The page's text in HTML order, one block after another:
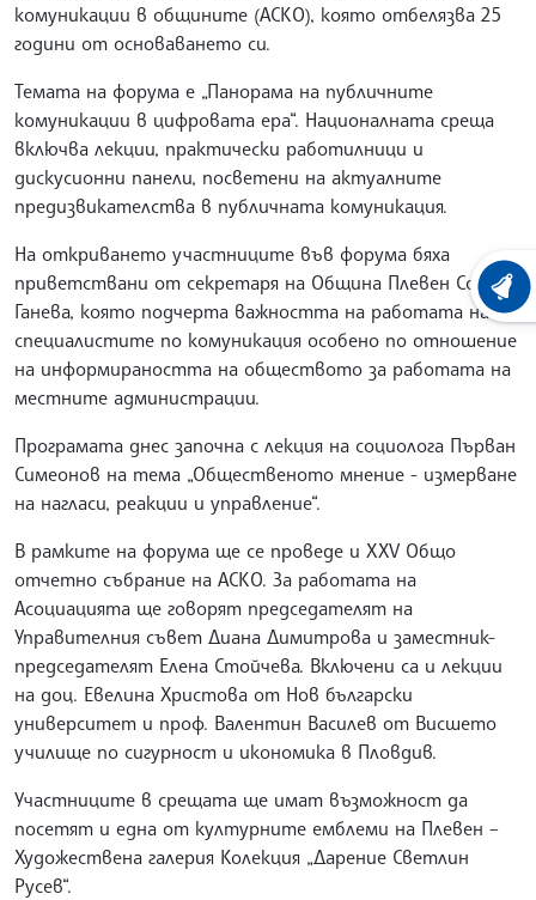
комуникации в общините (АСКО), която отбелязва 25
години от основаването си.
Темата на форума е „Панорама на публичните
комуникации в цифровата ера“. Националната среща
включва лекции, практически работилници и
дискусионни панели, посветени на актуалните
предизвикателства в публичната комуникация.
На откриването участниците във форума бяха
приветствани от секретаря на Община Плевен Соня
Ганева, която подчерта важността на работата на
специалистите по комуникация особено по отношение
на информираността на обществото за работата на
местните администрации.
Програмата днес започна с лекция на социолога Първан
Симеонов на тема „Общественото мнение - измерване
на нагласи, реакции и управление“.
В рамките на форума ще се проведе и XXV Общо
отчетно събрание на АСКО. За работата на
Асоциацията ще говорят председателят на
Управителния съвет Диана Димитрова и заместник-
председателят Елена Стойчева. Включени са и лекции
на доц. Евелина Христова от Нов български
университет и проф. Валентин Василев от Висшето
училище по сигурност и икономика в Пловдив.
Участниците в срещата ще имат възможност да
посетят и една от културните емблеми на Плевен –
Художествена галерия Колекция „Дарение Светлин
Русев“.